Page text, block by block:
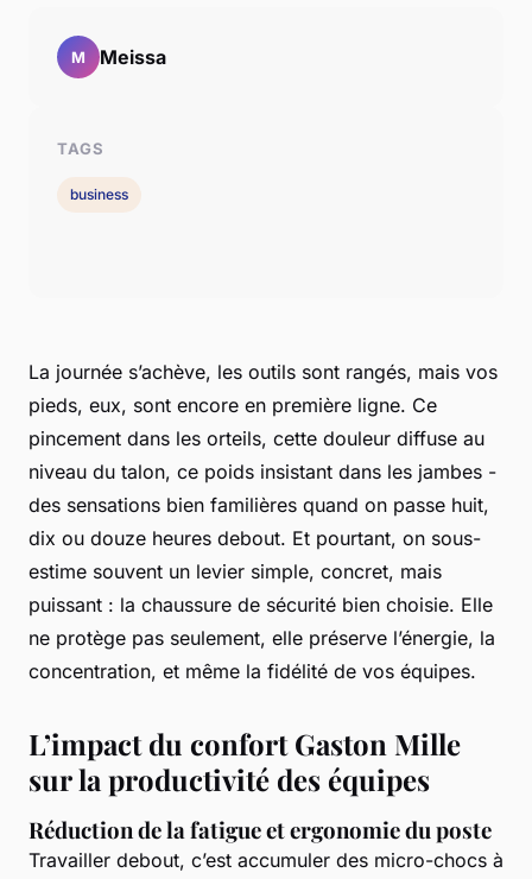
La journée s’achève, les outils sont rangés, mais vos
pieds, eux, sont encore en première ligne. Ce
pincement dans les orteils, cette douleur diffuse au
niveau du talon, ce poids insistant dans les jambes -
des sensations bien familières quand on passe huit,
dix ou douze heures debout. Et pourtant, on sous-
estime souvent un levier simple, concret, mais
puissant : la chaussure de sécurité bien choisie. Elle
ne protège pas seulement, elle préserve l’énergie, la
concentration, et même la fidélité de vos équipes.
L’impact du confort Gaston Mille
sur la productivité des équipes
Réduction de la fatigue et ergonomie du poste
Travailler debout, c’est accumuler des micro-chocs à
M Meissa
TAGS
business